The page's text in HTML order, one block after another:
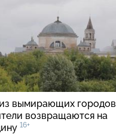
вымирающих городов
возвращаются на
16+